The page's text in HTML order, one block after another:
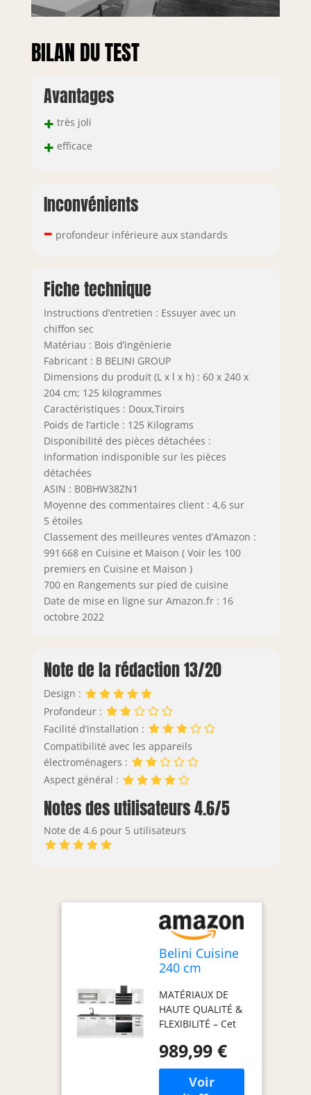
BILAN DU TEST
Avantages
+ très joli
+ efficace
Inconvénients
– profondeur inférieure aux standards
Fiche technique
Instructions d’entretien : Essuyer avec un
chiffon sec
Matériau : Bois d’ingénierie
Fabricant : B BELINI GROUP
Dimensions du produit (L x l x h) : 60 x 240 x
204 cm; 125 kilogrammes
Caractéristiques : Doux,Tiroirs
Poids de l’article : 125 Kilograms
Disponibilité des pièces détachées :
Information indisponible sur les pièces
détachées
ASIN : B0BHW38ZN1
Moyenne des commentaires client : 4,6 sur
5 étoiles
Classement des meilleures ventes d’Amazon :
991 668 en Cuisine et Maison ( Voir les 100
premiers en Cuisine et Maison )
700 en Rangements sur pied de cuisine
Date de mise en ligne sur Amazon.fr : 16
octobre 2022
Note de la rédaction 13/20
Design :
Profondeur :
Facilité d’installation :
Compatibilité avec les appareils
électroménagers :
Aspect général :
Notes des utilisateurs 4.6/5
Note de 4.6 pour 5 utilisateurs
Belini Cuisine
240 cm
Plan de Travail,
Blanc Très
Brillant
MATÉRIAUX DE
HAUTE QUALITÉ &
FLEXIBILITÉ – Cet
meubles de
cuisine, fabriqué
en panneaux
989,99 €